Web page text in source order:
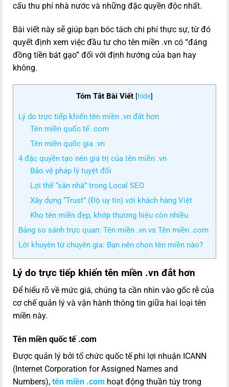
cấu thu phí nhà nước và những đặc quyền độc nhất.
Bài viết này sẽ giúp bạn bóc tách chi phí thực sự, từ đó
quyết định xem việc đầu tư cho tên miền .vn có “đáng
đồng tiền bát gạo” đối với định hướng của bạn hay
không.
Tóm Tắt Bài Viết [hide]
Lý do trực tiếp khiến tên miền .vn đắt hơn
Tên miền quốc tế .com
Tên miền quốc gia .vn
4 đặc quyền tạo nên giá trị của tên miền .vn
Bảo vệ pháp lý tuyệt đối
Lợi thế “sân nhà” trong Local SEO
Xây dựng “Trust” (Độ uy tín) với khách hàng Việt
Kho tên miền đẹp, khớp thương hiệu còn nhiều
Bảng so sánh trực quan: Tên miền .vn vs Tên miền .com
Lời khuyên từ chuyên gia: Bạn nên chọn tên miền nào?
Lý do trực tiếp khiến tên miền .vn đắt hơn
Để hiểu rõ về mức giá, chúng ta cần nhìn vào gốc rễ của
cơ chế quản lý và vận hành thông tin giữa hai loại tên
miền này.
Tên miền quốc tế .com
Được quản lý bởi tổ chức quốc tế phi lợi nhuận ICANN
(Internet Corporation for Assigned Names and
Numbers), tên miền .com hoạt động thuần túy trong